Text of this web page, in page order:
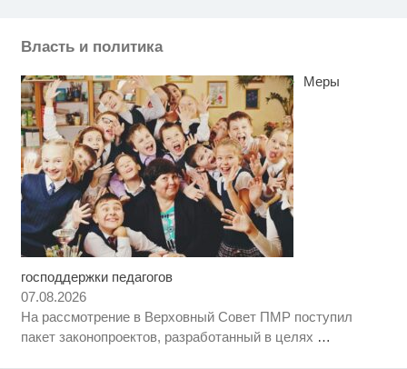
Власть и политика
Меры
господдержки педагогов
07.08.2026
На рассмотрение в Верховный Совет ПМР поступил
пакет законопроектов, разработанный в целях …
Этот танец невесты оставит вас
Никогда не храните огурцы в
холодильнике: есть один